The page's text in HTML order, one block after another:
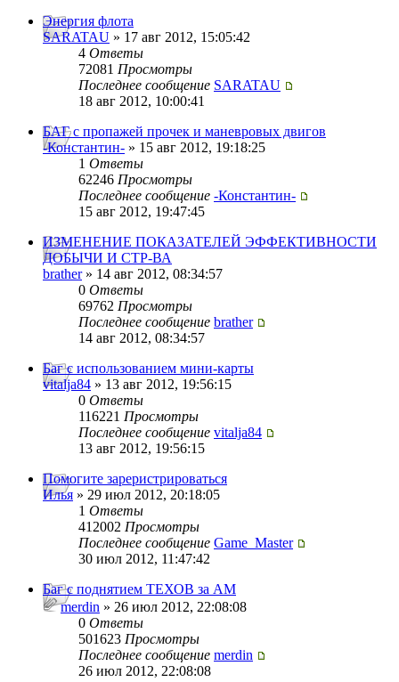
Энергия флота
SARATAU » 17 авг 2012, 15:05:42
4 Ответы
72081 Просмотры
Последнее сообщение SARATAU
18 авг 2012, 10:00:41
БАГ с пропажей прочек и маневровых двигов
-Константин- » 15 авг 2012, 19:18:25
1 Ответы
62246 Просмотры
Последнее сообщение -Константин-
15 авг 2012, 19:47:45
ИЗМЕНЕНИЕ ПОКАЗАТЕЛЕЙ ЭФФЕКТИВНОСТИ
ДОБЫЧИ И СТР-ВА
brather» 14 авг 2012, 08:34:57
0 Ответы
69762 Просмотры
Последнее сообщение brather
14 авг 2012, 08:34:57
Баг с использованием мини-карты
vitalja84 » 13 авг 2012, 19:56:15
0 Ответы
116221 Просмотры
Последнее сообщение vitalja84
13 авг 2012, 19:56:15
Помогите зареристрироваться
Илья » 29 июл 2012, 20:18:05
1 Ответы
412002 Просмотры
Последнее сообщение Game_Master
30 июл 2012, 11:47:42
Баг с поднятием ТЕХОВ за АМ
merdin » 26 июл 2012, 22:08:08
0 Ответы
501623 Просмотры
Последнее сообщение merdin
26 июл 2012, 22:08:08